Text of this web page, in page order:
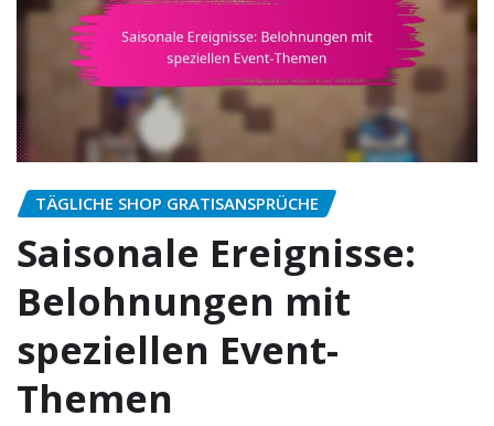
TÄGLICHE SHOP GRATISANSPRÜCHE
Saisonale Ereignisse:
Belohnungen mit
speziellen Event-
Themen